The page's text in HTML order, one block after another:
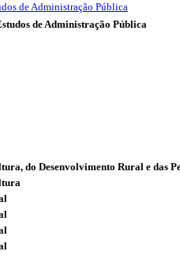
de Administração Pública
de Administração Pública
do Desenvolvimento Rural e das